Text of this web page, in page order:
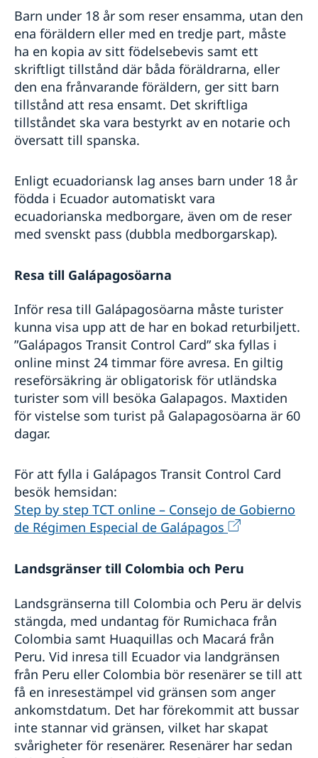
Barn under 18 år som reser ensamma, utan den
ena föräldern eller med en tredje part, måste
ha en kopia av sitt födelsebevis samt ett
skriftligt tillstånd där båda föräldrarna, eller
den ena frånvarande föräldern, ger sitt barn
tillstånd att resa ensamt. Det skriftliga
tillståndet ska vara bestyrkt av en notarie och
översatt till spanska.
Enligt ecuadoriansk lag anses barn under 18 år
födda i Ecuador automatiskt vara
ecuadorianska medborgare, även om de reser
med svenskt pass (dubbla medborgarskap).
Resa till Galápagosöarna
Inför resa till Galápagosöarna måste turister
kunna visa upp att de har en bokad returbiljett.
”Galápagos Transit Control Card” ska fyllas i
online minst 24 timmar före avresa. En giltig
reseförsäkring är obligatorisk för utländska
turister som vill besöka Galapagos. Maxtiden
för vistelse som turist på Galapagosöarna är 60
dagar.
För att fylla i Galápagos Transit Control Card
besök hemsidan:
Step by step TCT online – Consejo de Gobierno
de Régimen Especial de Galápagos
Landsgränser till Colombia och Peru
Landsgränserna till Colombia och Peru är delvis
stängda, med undantag för Rumichaca från
Colombia samt Huaquillas och Macará från
Peru. Vid inresa till Ecuador via landgränsen
från Peru eller Colombia bör resenärer se till att
få en inresestämpel vid gränsen som anger
ankomstdatum. Det har förekommit att bussar
inte stannar vid gränsen, vilket har skapat
svårigheter för resenärer. Resenärer har sedan